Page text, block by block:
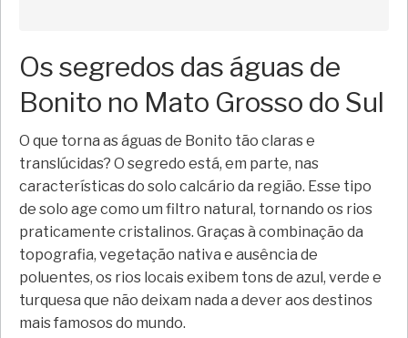
Os segredos das águas de
Bonito no Mato Grosso do Sul
O que torna as águas de Bonito tão claras e
translúcidas? O segredo está, em parte, nas
características do solo calcário da região. Esse tipo
de solo age como um filtro natural, tornando os rios
praticamente cristalinos. Graças à combinação da
topografia, vegetação nativa e ausência de
poluentes, os rios locais exibem tons de azul, verde e
turquesa que não deixam nada a dever aos destinos
mais famosos do mundo.